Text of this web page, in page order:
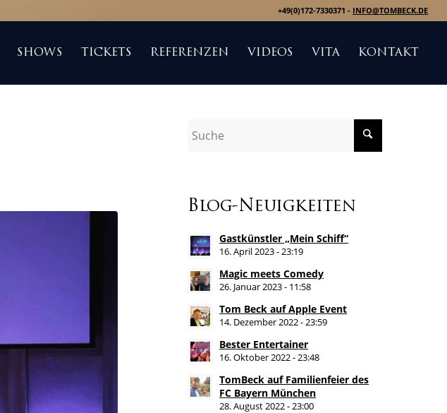
+49(0)172-7330371 - INFO@TOMBECK.DE
SHOWS TICKETS REFERENZEN VIDEOS VITA KONTAKT
Blog-Neuigkeiten
Gastkünstler „Mein Schiff“
16. April 2023 - 23:19
Magic meets Comedy
26. Januar 2023 - 11:58
Tom Beck auf Apple Event
14. Dezember 2022 - 23:59
Bester Entertainer
16. Oktober 2022 - 23:48
TomBeck auf Familienfeier des
FC Bayern München
28. August 2022 - 23:00